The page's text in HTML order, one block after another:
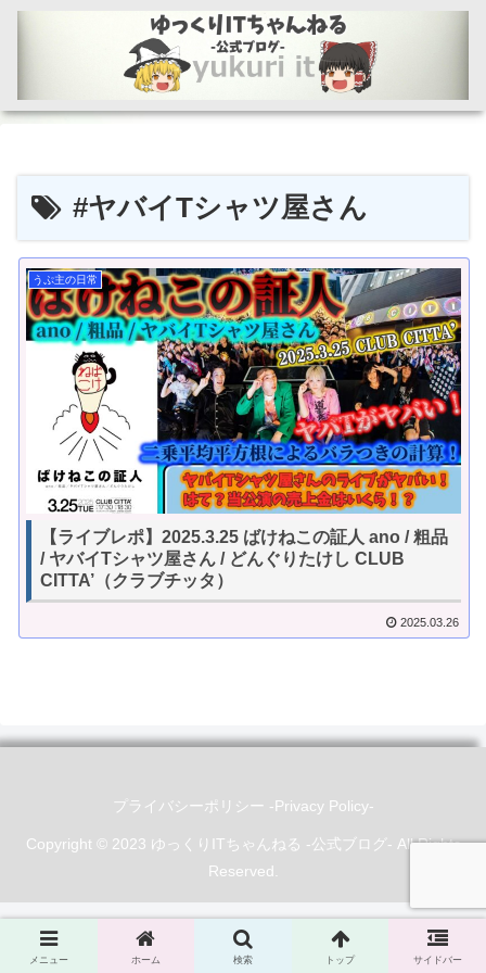
#ヤバイTシャツ屋さん
うぷ主の日常
【ライブレポ】2025.3.25 ばけねこの証人 ano / 粗品
/ ヤバイTシャツ屋さん / どんぐりたけし CLUB
CITTA’（クラブチッタ）
2025.03.26
プライバシーポリシー -Privacy Policy-
Copyright © 2023 ゆっくりITちゃんねる -公式ブログ- All Rights
Reserved.
メニュー ホーム 検索 トップ サイドバー